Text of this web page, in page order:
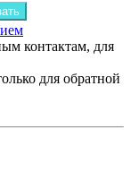
контактам, для
для обратной